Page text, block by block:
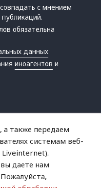
с мнением
обязательна
данных
иноагентов и
также передаем
системам веб-
даете нам